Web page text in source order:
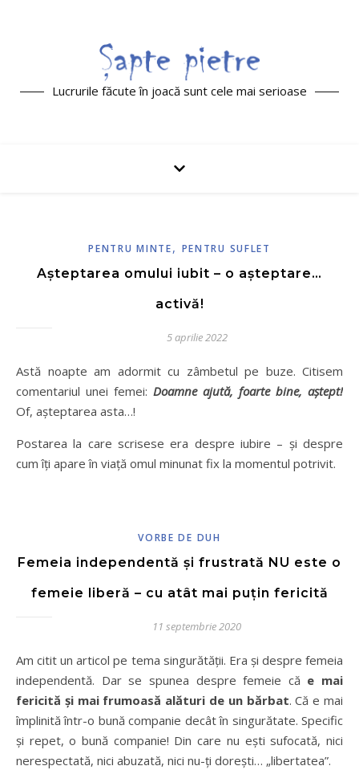
Lucrurile făcute în joacă sunt cele mai serioase
PENTRU MINTE, PENTRU SUFLET
Așteptarea omului iubit – o așteptare…
activă!
5 aprilie 2022
Astă noapte am adormit cu zâmbetul pe buze. Citisem
comentariul unei femei: Doamne ajută, foarte bine, aștept!
Of, așteptarea asta…!
Postarea la care scrisese era despre iubire – și despre
cum îți apare în viață omul minunat fix la momentul potrivit.
VORBE DE DUH
Femeia independentă și frustrată NU este o
femeie liberă – cu atât mai puțin fericită
11 septembrie 2020
Am citit un articol pe tema singurătății. Era și despre femeia
independentă. Dar se spunea despre femeie că e mai
fericită și mai frumoasă alături de un bărbat. Că e mai
împlinită într-o bună companie decât în singurătate. Specific
și repet, o bună companie! Din care nu ești sufocată, nici
nerespectată, nici abuzată, nici nu-ți dorești… „libertatea”.